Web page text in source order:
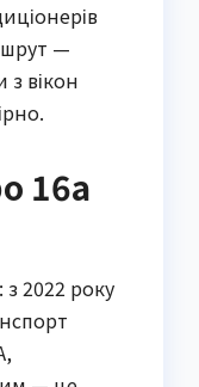
—
з вікон
16а
: з 2022 року